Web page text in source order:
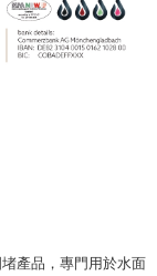
產品，專門用於水面